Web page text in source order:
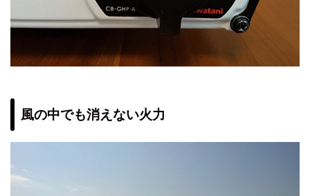
風の中でも消えない火力